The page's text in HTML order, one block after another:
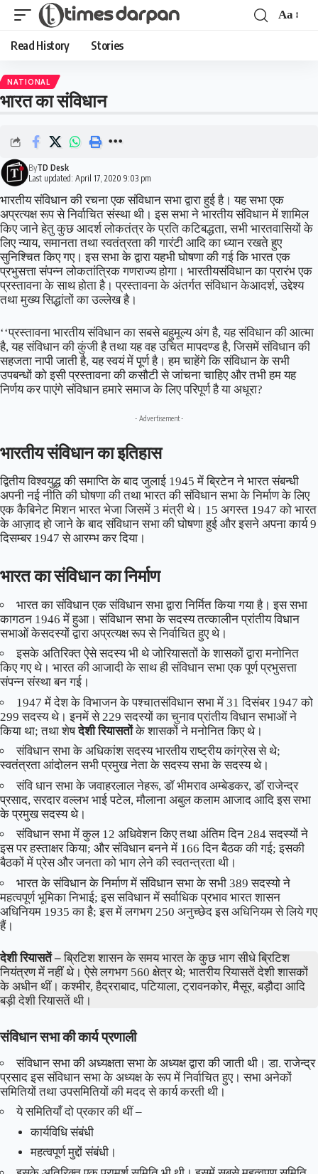
Aa
Read History Stories
NATIONAL
भारत का संविधान
Last updated: April 17, 2020 9:03 pm
ByTD Desk
भारतीय संविधान की रचना एक संविधान सभा द्वारा हुई है। यह सभा एक
अप्रत्यक्ष रूप से निर्वाचित संस्था थी। इस सभा ने भारतीय संविधान में शामिल
किए जाने हेतु कुछ आदर्श लोकतंत्र के प्रति कटिबद्धता, सभी भारतवासियों के
लिए न्याय, समानता तथा स्वतंत्रता की गारंटी आदि का ध्यान रखते हुए
सुनिश्चित किए गए। इस सभा के द्वारा यहभी घोषणा की गई कि भारत एक
प्रभुसत्ता संपन्न लोकतांत्रिक गणराज्य होगा। भारतीयसंविधान का प्रारंभ एक
प्रस्तावना के साथ होता है। प्रस्तावना के अंतर्गत संविधान केआदर्श, उद्देश्य
तथा मुख्य सिद्धांतों का उल्लेख है।
‘‘प्रस्तावना भारतीय संविधानका सबसे बहुमूल्य अंग है, यह संविधान की आत्मा
है, यह संविधान की कुंजी है तथा यह वह उचित मापदण्ड है, जिसमें संविधान की
सहजता नापी जाती है, यह स्वयं में पूर्ण है। हम चाहेंगे कि संविधान के सभी
उपबन्धों को इसी प्रस्तावना की कसौटी से जांचना चाहिए और तभी हम यह
निर्णय कर पाएंगे संविधान हमारे समाज के लिए परिपूर्ण है या अधूरा?
- Advertisement -
भारतीय संविधान का इतिहास
द्वितीय विश्वयुद्ध की समाप्ति के बाद जुलाई 1945 में ब्रिटेन ने भारत संबन्धी
अपनी नई नीति की घोषणा की तथा भारत की संविधान सभा के निर्माण के लिए
एक कैबिनेट मिशन भारत भेजा जिसमें 3 मंत्री थे। 15 अगस्त 1947 को भारत
के आज़ाद हो जाने के बाद संविधान सभा की घोषणा हुई और इसने अपना कार्य 9
दिसम्बर 1947 से आरम्भ कर दिया।
भारत कासंविधान का निर्माण
भारत का संविधान एक संविधान सभा द्वारा निर्मित किया गया है। इस सभा
कागठन 1946 में हुआ। संविधान सभा के सदस्य तत्कालीन प्रांतीय विधान
सभाओं केसदस्यों द्वारा अप्रत्यक्ष रूप से निर्वाचित हुए थे।
इसके अतिरिक्त ऐसे सदस्य भी थे जोरियासतों के शासकों द्वारा मनोनित
किए गए थे। भारत की आजादी के साथ ही संविधान सभा एक पूर्ण प्रभुसत्ता
संपन्न संस्था बन गई।
1947 में देश के विभाजन के पश्चातसंविधान सभा में 31 दिसंबर 1947 को
299 सदस्य थे। इनमें से 229 सदस्यों का चुनाव प्रांतीय विधान सभाओं ने
किया था; तथा शेषदेशी रियासतोंके शासकों ने मनोनित किए थे।
संविधान सभा के अधिकांश सदस्य भारतीय राष्ट्रीय कांग्रेस से थे;
स्वतंत्रता आंदोलन सभी प्रमुख नेता के सदस्य सभा के सदस्य थे।
संवि धान सभा के जवाहरलाल नेहरू, डॉ भीमराव अम्बेडकर, डॉ राजेन्द्र
प्रसाद, सरदार वल्लभ भाई पटेल, मौलाना अबुल कलाम आजाद आदि इस सभा
के प्रमुख सदस्य थे।
संविधान सभा में कुल 12 अधिवेशन किए तथा अंतिम दिन 284 सदस्यों ने
इस पर हस्ताक्षर किया; और संविधान बनने में 166 दिन बैठक की गई; इसकी
बैठकों में प्रेस और जनता को भाग लेने की स्वतन्त्रता थी।
भारत के संविधान के निर्माण में संविधान सभा के सभी 389 सदस्यो ने
महत्वपूर्ण भूमिका निभाई; इस सविधान में सर्वाधिक प्रभाव भारत शासन
अधिनियम 1935 का है; इस में लगभग 250 अनुच्छेद इस अधिनियम से लिये गए
हैं।
देशी रियासतें –ब्रिटिश शासन के समय भारत के कुछ भाग सीधे ब्रिटिश
नियंत्रण में नहीं थे। ऐसे लगभग 560 क्षेत्र थे; भातरीय रियासतें देशी शासकों
के अधीन थीं। कश्मीर, हैद्रराबाद, पटियाला, ट्रावनकोर, मैसूर, बड़ौदा आदि
बड़ी देशी रियासतें थी।
संविधान सभा की कार्य प्रणाली
संविधान सभा की अध्यक्षता सभा के अध्यक्ष द्वारा की जाती थी। डा. राजेन्द्र
प्रसाद इस संविधान सभा के अध्यक्ष के रूप में निर्वाचित हुए। सभा अनेकों
समितियों तथा उपसमितियों की मदद से कार्य करती थी।
ये समितियाँ दो प्रकार की थीं –
कार्यविधि संबंधी
महत्वपूर्ण मुद्दों संबंधी।